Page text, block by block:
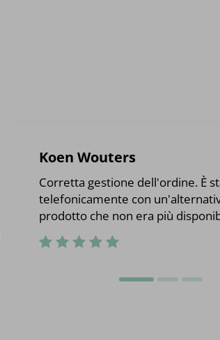
Koen Wouters
Corretta gestione dell'ordine. È
telefonicamente con
prodotto che non era più